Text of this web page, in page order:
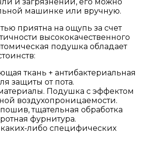
машинке или вручную.
приятна на ощупь за счет
высококачественного
подушка обладает
ткань + антибактериальная
защиты от пота.
Подушка с эффектом
воздухопроницаемости.
тщательная обработка
фурнитура.
каких-либо специфических